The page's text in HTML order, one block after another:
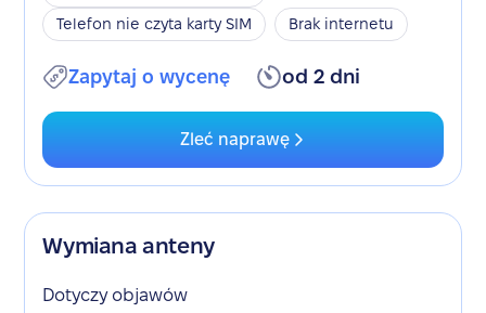
Telefon nie czyta karty SIM
Brak internetu
Zapytaj o wycenę od 2 dni
Zleć naprawę
Wymiana anteny
Dotyczy objawów